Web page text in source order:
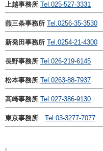
上越事務所 Tel.025-527-3331
燕三条事務所 Tel.0256-35-3530
新発田事務所 Tel.0254-21-4300
長野事務所 Tel.026-219-6145
松本事務所 Tel.0263-88-7937
高崎事務所 Tel.027-386-9130
東京事務所 Tel.03-3277-7077